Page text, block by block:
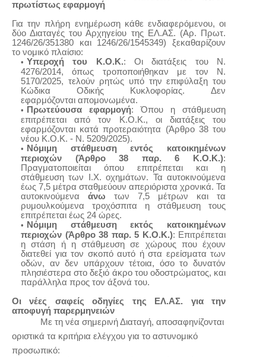
πρωτίστως εφαρμογή
Για την πλήρη ενημέρωση κάθε ενδιαφερόμενου, οι
δύο Διαταγές του Αρχηγείου της ΕΛ.ΑΣ. (Αρ.
Πρωτ.
1246/26/351380 και 1246/26/1545349) ξεκαθαρίζουν
το νομικό πλαίσιο:
Υπεροχή του Κ.Ο.Κ.: Οι διατάξεις του Ν.
4276/2014, όπως τροποποιήθηκαν με τον Ν.
5170/2025, τελούν ρητώς υπό την επιφύλαξη του
Κώδικα Οδικής Κυκλοφορίας. Δεν
εφαρμόζονται απομονωμένα.
Πρωτεύουσα εφαρμογή: Όπου η στάθμευση
επιτρέπεται από τον Κ.Ο.Κ., οι διατάξεις του
εφαρμόζονται κατά προτεραιότητα (Άρθρο 38 του
νέου Κ.Ο.Κ. - Ν. 5209/2025).
Νόμιμη στάθμευση εντός κατοικημένων
περιοχών (Άρθρο 38 παρ. 6 Κ.Ο.Κ.):
Πραγματοποιείται όπου επιτρέπεται και η
στάθμευση των Ι.Χ. οχημάτων. Τα αυτοκινούμενα
έως 7,5 μέτρα σταθμεύουν απεριόριστα χρονικά. Τα
αυτοκινούμενα άνω των 7,5 μέτρων και τα
ρυμουλκούμενα τροχόσπιτα η στάθμευση τους
επιτρέπεται έως 24 ώρες.
Νόμιμη στάθμευση εκτός κατοικημένων
περιοχών (Άρθρο 38 παρ. 5 Κ.Ο.Κ.): Επιτρέπεται
η στάση ή η στάθμευση σε χώρους που έχουν
διατεθεί για τον σκοπό αυτό ή στα ερείσματα των
οδών, αν δεν υπάρχουν τέτοια, όσο το δυνατόν
πλησιέστερα στο δεξιό άκρο του οδοστρώματος, και
παράλληλα προς τον άξονά του.
Οι νέες σαφείς οδηγίες της ΕΛ.ΑΣ. για την
αποφυγή παρερμηνειών
Με τη νέα σημερινή Διαταγή, αποσαφηνίζονται
οριστικά τα κριτήρια ελέγχου για το αστυνομικό
προσωπικό: